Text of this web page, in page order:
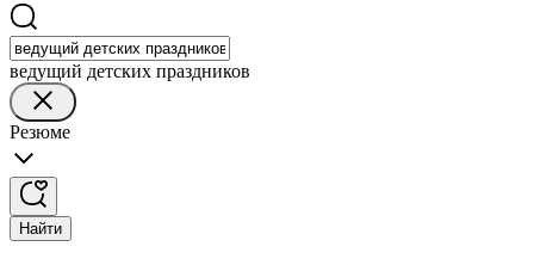
ведущий детских праздников
Резюме
Найти